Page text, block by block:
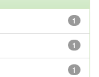
1
1
1